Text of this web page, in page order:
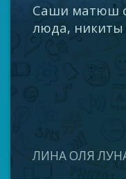
Саши матюш
люда, никиты
ЛИНА ОЛЯ